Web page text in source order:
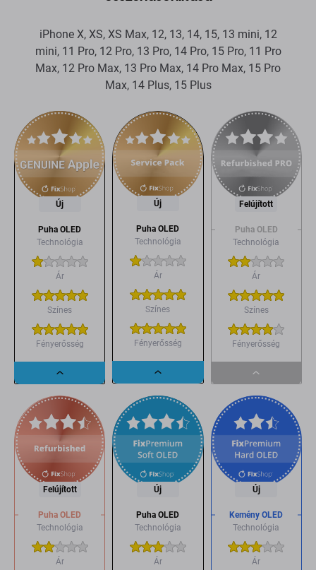
iPhone X, XS, XS Max, 12, 13, 14, 15, 13 mini, 12
mini, 11 Pro, 12 Pro, 13 Pro, 14 Pro, 15 Pro, 11 Pro
Max, 12 Pro Max, 13 Pro Max, 14 Pro Max, 15 Pro
Max, 14 Plus, 15 Plus
Új
Puha OLED
Technológia
Ár
Színes
Fényerősség
Dropdown
button
Új
Puha OLED
Technológia
Ár
Színes
Fényerősség
Dropdown
button
Felújított
Puha OLED
Technológia
Ár
Színes
Fényerősség
Dropdown
button
Felújított
Puha OLED
Technológia
Ár
Új
Puha OLED
Technológia
Ár
Új
Kemény OLED
Technológia
Ár